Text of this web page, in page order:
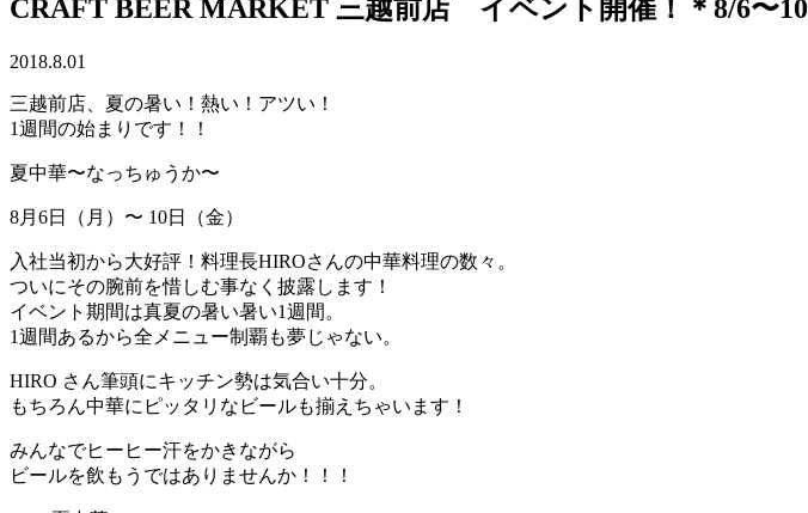
CRAFT BEER MARKET 三越前店 イベント開催！＊8/6〜10
2018.8.01
三越前店、夏の暑い！熱い！アツい！
1週間の始まりです！！
夏中華〜なっちゅうか〜
8月6日（月）〜 10日（金）
入社当初から大好評！料理長HIROさんの中華料理の数々。
ついにその腕前を惜しむ事なく披露します！
イベント期間は真夏の暑い暑い1週間。
1週間あるから全メニュー制覇も夢じゃない。
HIRO さん筆頭にキッチン勢は気合い十分。
もちろん中華にピッタリなビールも揃えちゃいます！
みんなでヒーヒー汗をかきながら
ビールを飲もうではありませんか！！！